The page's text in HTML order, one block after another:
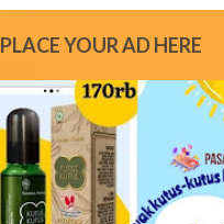
m
e
n
t
PLACE YOUR AD HERE